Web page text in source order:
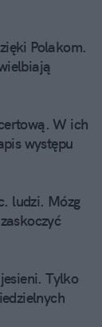
Polakom.
W ich
występu
ludzi. Mózg
Tylko